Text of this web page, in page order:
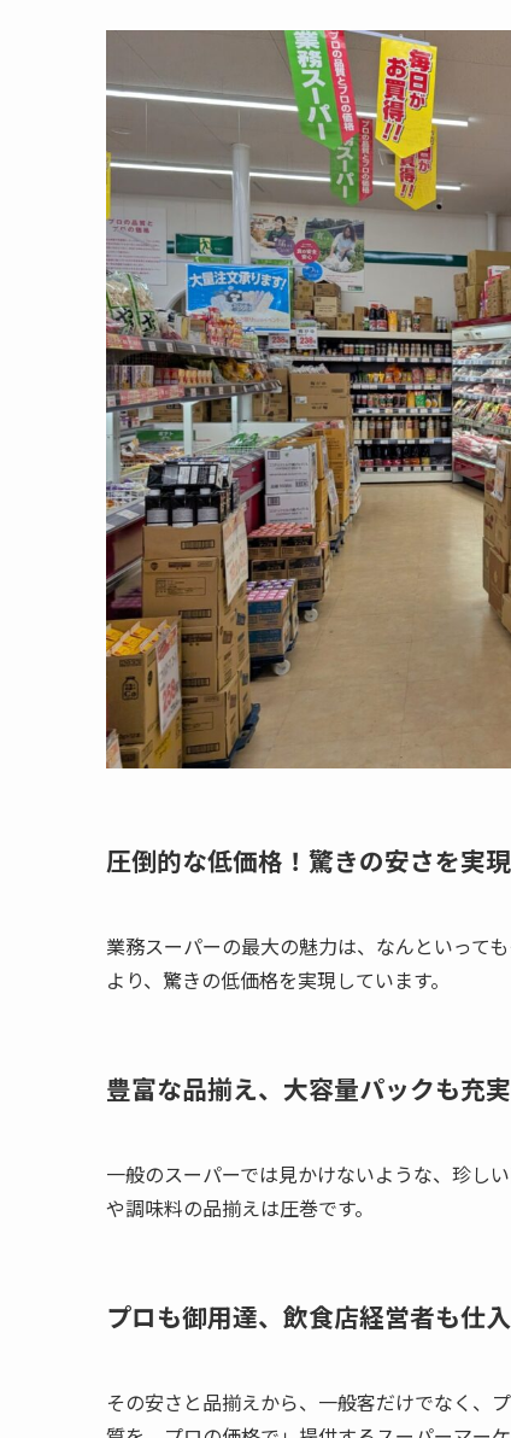
圧倒的な低価格！驚きの安さを実現
業務スーパーの最大の魅力は、なんといって
より、驚きの低価格を実現しています。
豊富な品揃え、大容量パックも充実
一般のスーパーでは見かけないような、珍し
や調味料の品揃えは圧巻です。
プロも御用達、飲食店経営者も仕
その安さと品揃えから、一般客だけでなく、